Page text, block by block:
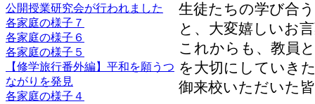
公開授業研究会が行われました
各家庭の様子７
各家庭の様子６
各家庭の様子５
【修学旅行番外編】平和を願うつ
ながりを発見
各家庭の様子４
生徒たちの学び合
と、大変嬉しいお
これからも、教員
を大切にしていき
御来校いただいた